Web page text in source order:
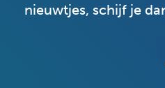
nieuwtjes, schijf je